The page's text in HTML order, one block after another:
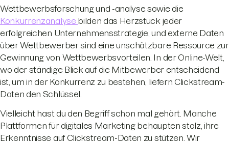
Wettbewerbsforschung und -analyse sowie die
Konkurrenzanalyse bilden das Herzstück jeder
erfolgreichen Unternehmensstrategie, und externe Daten
über Wettbewerber sind eine unschätzbare Ressource zur
Gewinnung von Wettbewerbsvorteilen. In der Online-Welt,
wo der ständige Blick auf die Mitbewerber entscheidend
ist, um in der Konkurrenz zu bestehen, liefern Clickstream-
Daten den Schlüssel.
Vielleicht hast du den Begriff schon mal gehört. Manche
Plattformen für digitales Marketing behaupten stolz, ihre
Erkenntnisse auf Clickstream-Daten zu stützen. Wir